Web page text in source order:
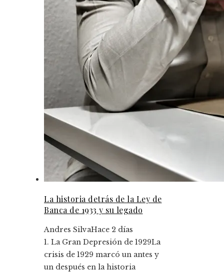
La historia detrás de la Ley de
Banca de 1933 y su legado
Andres SilvaHace 2 días
1. La Gran Depresión de 1929La
crisis de 1929 marcó un antes y
un después en la historia